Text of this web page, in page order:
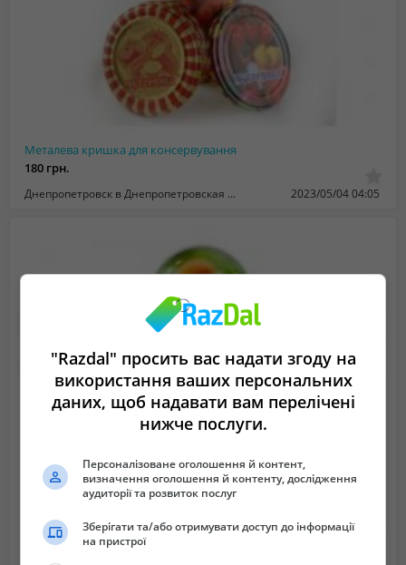
Металева кришка для консервування
180 грн.
Днепропетровск в Днепропетровская область 2023/05/04 04:05
Кришка ТВИСТ
2 грн.
"Razdal" просить вас надати згоду на
використання ваших персональних
даних, щоб надавати вам перелічені
нижче послуги.
Персоналізоване оголошення й контент,
визначення оголошення й контенту, дослідження
аудиторії та розвиток послуг
Зберігати та/або отримувати доступ до інформації
на пристрої